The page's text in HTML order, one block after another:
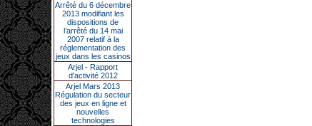
Arrêté du 6 décembre
2013 modifiant les
dispositions de
l’arrêté du 14 mai
2007 relatif à la
réglementation des
jeux dans les casinos
Arjel - Rapport
d'activité 2012
Arjel Mars 2013
Régulation du secteur
des jeux en ligne et
nouvelles
technologies